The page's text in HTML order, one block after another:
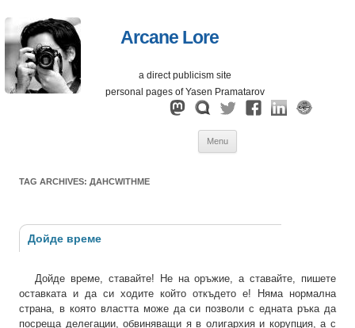
Arcane Lore
a direct publicism site
personal pages of Yasen Pramatarov
Menu
TAG ARCHIVES: ДАНСWITHME
Дойде време
Дойде време, ставайте! Не на оръжие, а ставайте, пишете
оставката и да си ходите който откъдето е! Няма нормална
страна, в която властта може да си позволи с едната ръка да
посреща делегации, обвиняващи я в олигархия и корупция, а с